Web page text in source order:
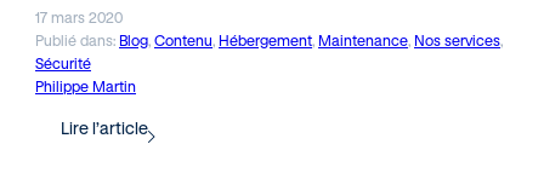
17 mars 2020
Publié dans: Blog Contenu Hébergement Maintenance Nos services
Sécurité
Philippe Martin
Lire l’article